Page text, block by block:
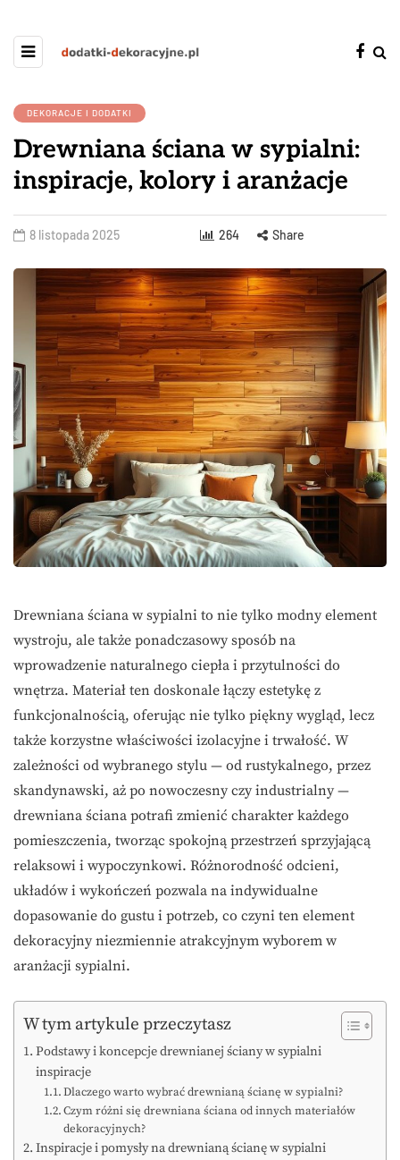
DEKORACJE I DODATKI
Drewniana ściana w sypialni:
inspiracje, kolory i aranżacje
8 listopada 2025 264 Share
Drewniana ściana w sypialni to nie tylko modny element
wystroju, ale także ponadczasowy sposób na
wprowadzenie naturalnego ciepła i przytulności do
wnętrza. Materiał ten doskonale łączy estetykę z
funkcjonalnością, oferując nie tylko piękny wygląd, lecz
także korzystne właściwości izolacyjne i trwałość. W
zależności od wybranego stylu — od rustykalnego, przez
skandynawski, aż po nowoczesny czy industrialny —
drewniana ściana potrafi zmienić charakter każdego
pomieszczenia, tworząc spokojną przestrzeń sprzyjającą
relaksowi i wypoczynkowi. Różnorodność odcieni,
układów i wykończeń pozwala na indywidualne
dopasowanie do gustu i potrzeb, co czyni ten element
dekoracyjny niezmiennie atrakcyjnym wyborem w
aranżacji sypialni.
W tym artykule przeczytasz
Podstawy i koncepcje drewnianej ściany w sypialni
inspiracje
Dlaczego warto wybrać drewnianą ścianę w sypialni?
Czym różni się drewniana ściana od innych materiałów
dekoracyjnych?
Inspiracje i pomysły na drewnianą ścianę w sypialni